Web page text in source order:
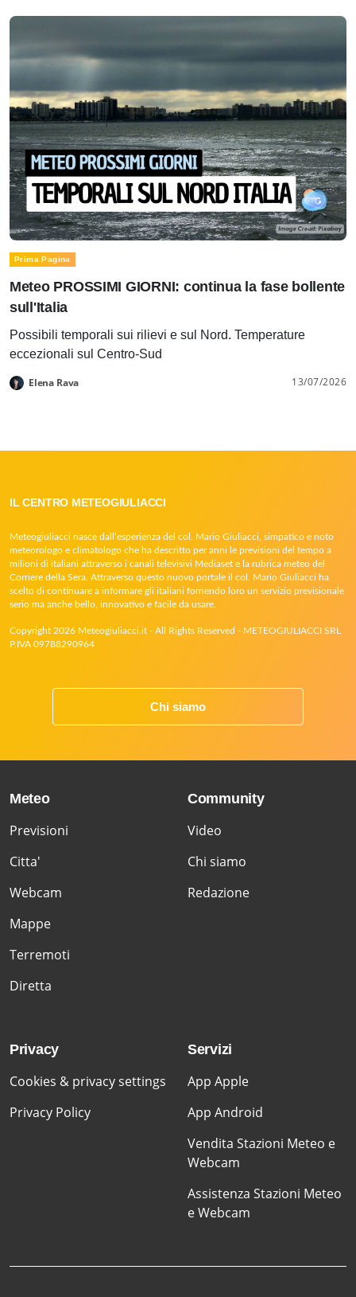
Prima Pagina
Meteo PROSSIMI GIORNI: continua la fase bollente
sull'Italia
Possibili temporali sui rilievi e sul Nord. Temperature
eccezionali sul Centro-Sud
Elena Rava 13/07/2026
IL CENTRO METEOGIULIACCI
Meteogiuliacci nasce dall’esperienza del col. Mario Giuliacci, simpatico e noto
meteorologo e climatologo che ha descritto per anni le previsioni del tempo a
milioni di italiani attraverso i canali televisivi Mediaset e la rubrica meteo del
Corriere della Sera. Attraverso questo nuovo portale il col. Mario Giuliacci ha
scelto di continuare a informare gli italiani fornendo loro un servizio previsionale
serio ma anche bello, innovativo e facile da usare.
Copyright 2026 Meteogiuliacci.it - All Rights Reserved - METEOGIULIACCI SRL
P.IVA 09788290964
Chi siamo
Meteo
Previsioni
Citta'
Webcam
Mappe
Terremoti
Diretta
Community
Video
Chi siamo
Redazione
Privacy
Cookies & privacy settings
Privacy Policy
Servizi
App Apple
App Android
Vendita Stazioni Meteo e
Webcam
Assistenza Stazioni Meteo
e Webcam